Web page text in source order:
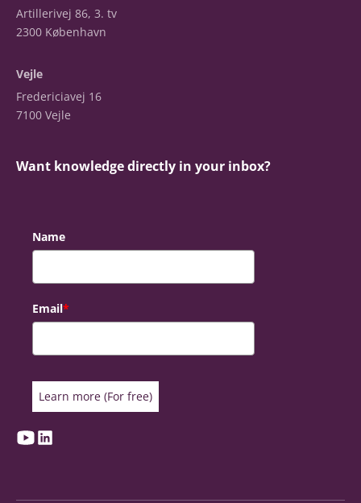
Artillerivej 86, 3. tv
2300 København
Vejle
Fredericiavej 16
7100 Vejle
Want knowledge directly in your inbox?
Name
Email*
Learn more (For free)